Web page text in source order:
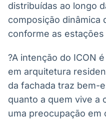
distribuídas ao longo
composição dinâmica
conforme as
?A intenção do ICON
em arquitetura
da fachada traz bem-
quanto a quem vive a
uma preocupação em